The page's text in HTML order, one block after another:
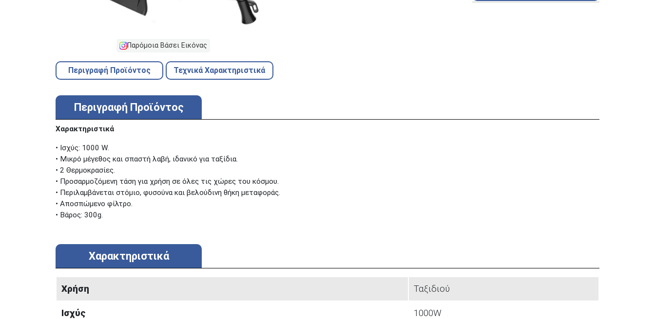
Παρόμοια Βάσει Εικόνας
Περιγραφή Προϊόντος Τεχνικά Χαρακτηριστικά
Περιγραφή Προϊόντος
Χαρακτηριστικά
• Ισχύς: 1000 W.
• Μικρό μέγεθος και σπαστή λαβή, ιδανικό για ταξίδια.
• 2 Θερμοκρασίες.
• Προσαρμοζόμενη τάση για χρήση σε όλες τις χώρες του κόσμου.
• Περιλαμβάνεται στόμιο, φυσούνα και βελούδινη θήκη μεταφοράς.
• Αποσπώμενο φίλτρο.
• Βάρος: 300g.
Χαρακτηριστικά
Χρήση Ταξιδιού
Ισχύς 1000W